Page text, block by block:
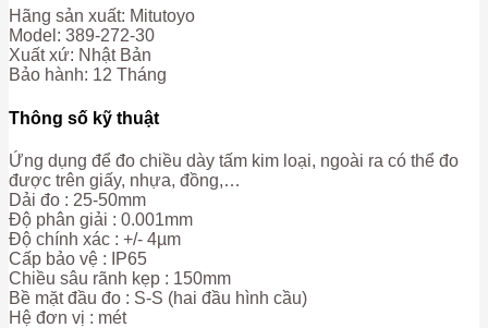
dày
tấm
kim
loại
50mm/
0.001mm)
lượng
Hãng sản xuất: Mitutoyo
Model: 389-272-30
Xuất xứ: Nhật Bản
Bảo hành: 12 Tháng
Thông số kỹ thuật
Ứng dụng để đo chiều dày tấm kim loại, ngoài ra có thể đo
được trên giấy, nhựa, đồng,…
Dải đo : 25-50mm
Độ phân giải : 0.001mm
Độ chính xác : +/- 4µm
Cấp bảo vệ : IP65
Chiều sâu rãnh kẹp : 150mm
Bề mặt đầu đo : S-S (hai đầu hình cầu)
Hệ đơn vị : mét